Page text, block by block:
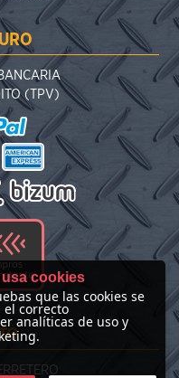
(TPV)
usa cookies
que las cookies se
correcto
analíticas de uso y